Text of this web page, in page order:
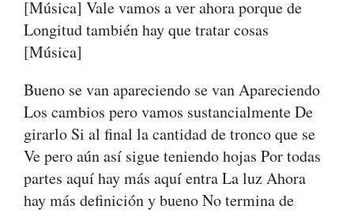
[Música] Vale vamos a ver ahora porque de
Longitud también hay que tratar cosas
[Música]
Bueno se van apareciendo se van Apareciendo
Los cambios pero vamos sustancialmente De
girarlo Si al final la cantidad de tronco que se
Ve pero aún así sigue teniendo hojas Por todas
partes aquí hay más aquí entra La luz Ahora
hay más definición y bueno No termina de